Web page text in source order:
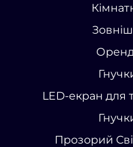
LED-екран для
Прозорий